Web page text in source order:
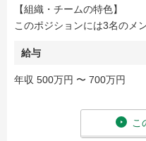
【組織・チームの特色】
このポジションには3名のメ
給与
年収 500万円 〜 700万円
こ